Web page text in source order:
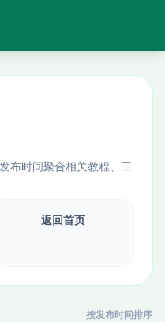
布时间聚合相关教程、工
返回首页
按发布时间排序